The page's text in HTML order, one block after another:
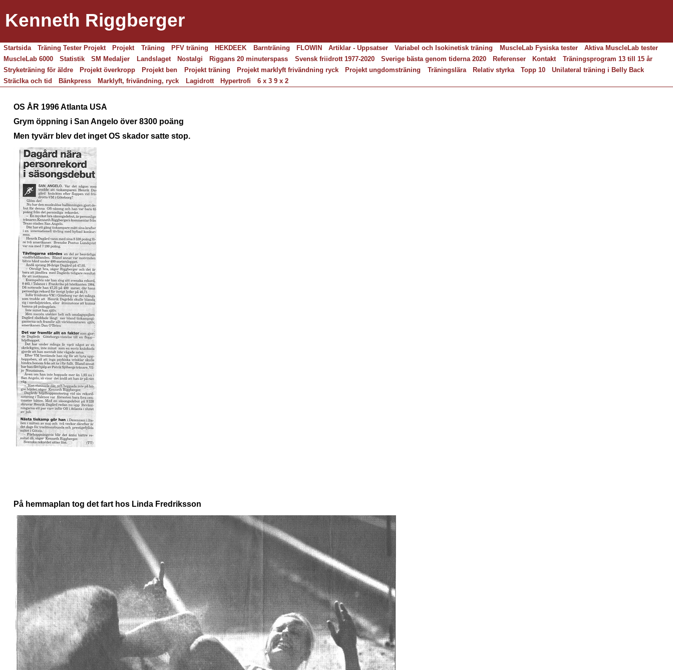
Kenneth Riggberger
Startsida Träning Tester Projekt Projekt Träning PFV träning HEKDEEK Barnträning FLOWIN Artiklar - Uppsatser Variabel och Isokinetisk träning MuscleLab Fysiska tester
Aktiva MuscleLab tester
MuscleLab 6000
Statistik SM Medaljer Landslaget Nostalgi Riggans 20 minuterspass Svensk friidrott 1977-2020 Sverige bästa genom tiderna 2020 Referenser Kontakt
Träningsprogram 13 till 15 år
Stryketräning för äldre
Projekt överkropp Projekt ben Projekt träning Projekt marklyft frivändning ryck Projekt ungdomsträning Träningslära Relativ styrka Topp 10
Unilateral träning i Belly Back
Sträclka och tid
Bänkpress Marklyft, frivändning, ryck Lagidrott Hypertrofi 6 x 3 9 x 2
OS ÅR 1996 Atlanta USA
Grym öppning i San Angelo över 8300 poäng
Men tyvärr blev det inget OS skador satte stop.
På hemmaplan tog det fart hos Linda Fredriksson